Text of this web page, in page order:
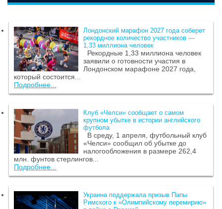
Лондонский марафон 2027 года соберет
рекордное количество участников —
1,33 миллиона человек
Рекордные 1,33 миллиона человек
заявили о готовности участия в
Лондонском марафоне 2027 года,
который состоится...
Подробнее...
Клуб «Челси» сообщает о самом
крупном убытке в истории английского
футбола
В среду, 1 апреля, футбольный клуб
«Челси» сообщил об убытке до
налогообложения в размере 262,4
млн. фунтов стерлингов...
Подробнее...
Украина поддержала призыв Папы
Римского к «Олимпийскому перемирию»